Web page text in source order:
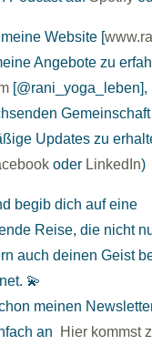
Website [
Angebote zu
[@rani_yoga_leben],
Updates zu
oder LinkedIn)
begib dich auf eine
Reise, die nicht
auch deinen Geist
💫
meinen
an
Hier kommst